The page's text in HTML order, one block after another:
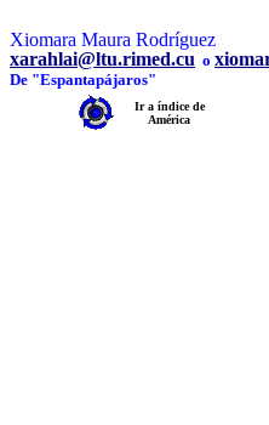
Xiomara Maura Rodríguez
xarahlai@ltu.rimed.cu o
De "Espantapájaros"
Ir a índice de
América